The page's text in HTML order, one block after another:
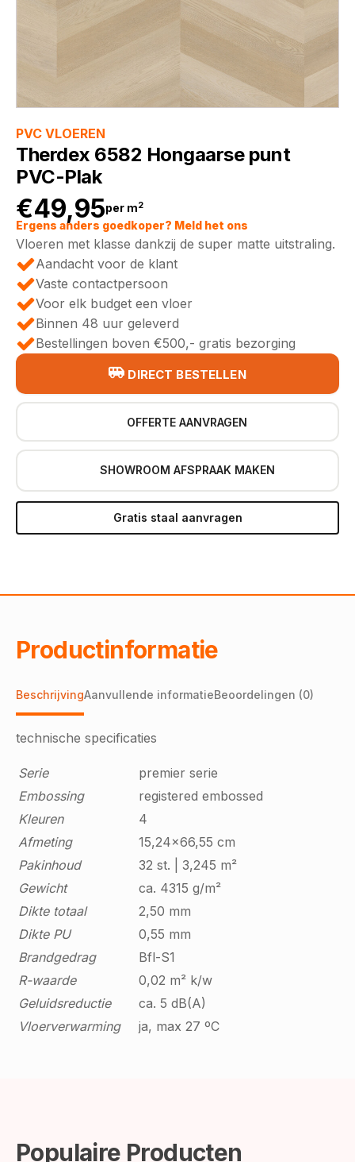
PVC VLOEREN
Therdex 6582 Hongaarse punt
PVC-Plak
€49,95per m2
Ergens anders goedkoper? Meld het ons
Vloeren met klasse dankzij de super matte uitstraling.
Aandacht voor de klant
Vaste contactpersoon
Voor elk budget een vloer
Binnen 48 uur geleverd
Bestellingen boven €500,- gratis bezorging
DIRECT BESTELLEN
OFFERTE AANVRAGEN
SHOWROOM AFSPRAAK MAKEN
Gratis staal aanvragen
Productinformatie
BeschrijvingAanvullende informatieBeoordelingen (0)
technische specificaties
Serie
premier serie
Embossing
registered embossed
Kleuren
4
Afmeting
15,24x66,55 cm
Pakinhoud
32 st. | 3,245 m²
Gewicht
ca. 4315 g/m²
Dikte totaal
2,50 mm
Dikte PU
0,55 mm
Brandgedrag
Bfl-S1
R-waarde
0,02 m² k/w
Geluidsreductie
ca. 5 dB(A)
Vloerverwarming
ja, max 27 ºC
Populaire Producten